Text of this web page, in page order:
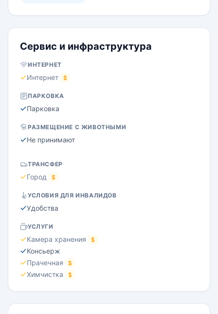
Сервис и инфраструктура
ИНТЕРНЕТ
Интернет $
ПАРКОВКА
Парковка
РАЗМЕЩЕНИЕ С ЖИВОТНЫМИ
Не принимают
ТРАНСФЕР
Город $
УСЛОВИЯ ДЛЯ ИНВАЛИДОВ
Удобства
УСЛУГИ
Камера хранения $
Консьерж
Прачечная
$
Химчистка $